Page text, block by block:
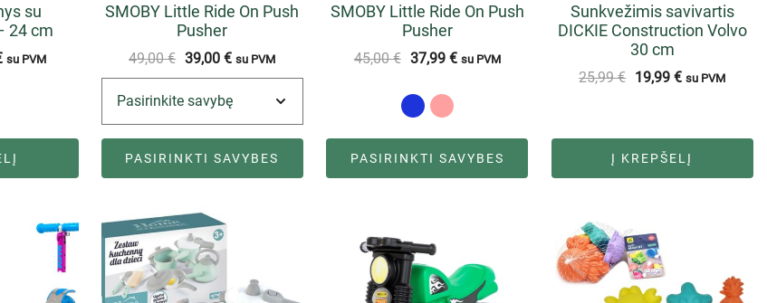
su
24 cm
su PVM
SMOBY Little Ride On Push
Pusher
49,00€ 39,00€ su PVM
PASIRINKTI SAVYBES
SMOBY Little Ride On Push
Pusher
45,00€ 37,99 € su PVM
PASIRINKTI SAVYBES
Sunkvežimis savivartis
DICKIE Construction Volvo
30 cm
25,99€ 19,99€ su PVM
Į KREPŠELĮ